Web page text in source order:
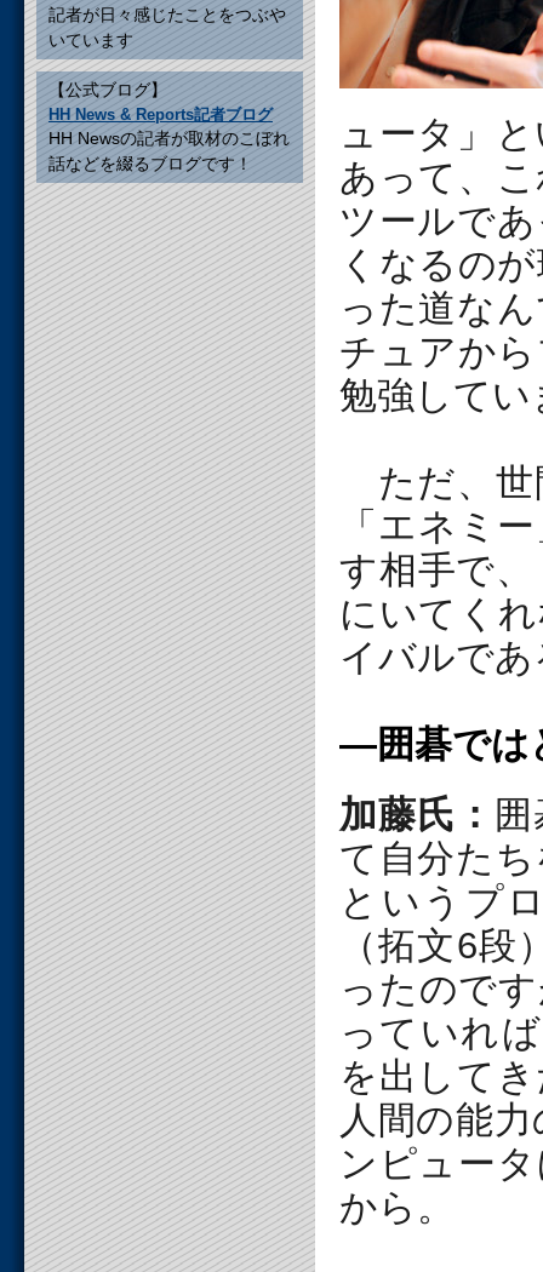
記者が日々感じたことをつぶや
いています
【公式ブログ】
HH News & Reports記者ブログ
HH Newsの記者が取材のこぼれ
話などを綴るブログです！
ュータ」
あって、
ツールで
くなるの
った道な
チュアか
勉強してい
ただ、世
「エネミ
す相手で
にいてく
イバルで
―囲碁では
加藤氏：
て自分た
というプ
（拓文6
ったので
っていれ
を出して
人間の能
ンピュー
から。